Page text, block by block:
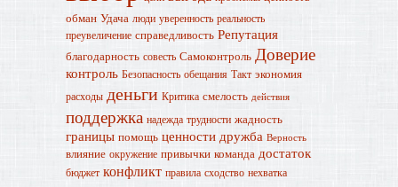
обман Удача люди уверенность реальность
преувеличение справедливость Репутация
благодарность совесть Самоконтроль Доверие
контроль Безопасность обещания Такт экономия
расходы деньги Критика смелость действия
поддержка надежда трудности жадность
границы помощь ценности дружба Верность
влияние окружение привычки команда достаток
бюджет конфликт правила сходство нехватка